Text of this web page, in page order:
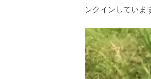
ンクインしていま